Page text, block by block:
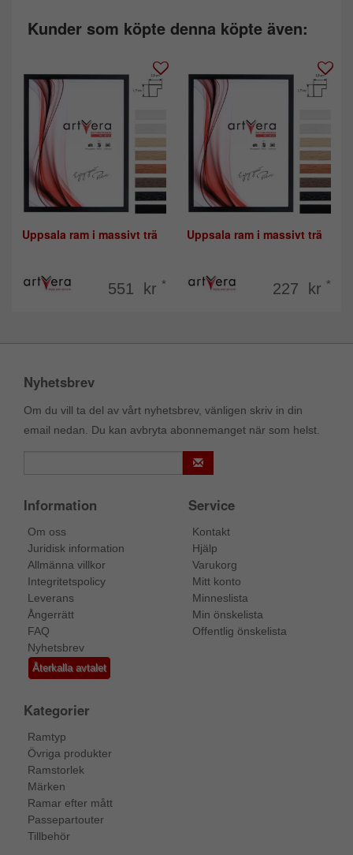
Kunder som köpte denna köpte även:
Uppsala ram i massivt trä
551 kr *
Uppsala ram i massivt trä
227 kr *
Nyhetsbrev
Om du vill ta del av vårt nyhetsbrev, vänligen skriv in din
email nedan. Du kan avbryta abonnemanget när som helst.
Information
Om oss
Juridisk information
Allmänna villkor
Integritetspolicy
Leverans
Ångerrätt
FAQ
Nyhetsbrev
Återkalla avtalet
Service
Kontakt
Hjälp
Varukorg
Mitt konto
Minneslista
Min önskelista
Offentlig önskelista
Kategorier
Ramtyp
Övriga produkter
Ramstorlek
Märken
Ramar efter mått
Passepartouter
Tillbehör